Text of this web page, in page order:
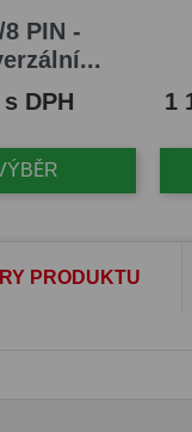
8 PIN -
DPH
1
PRODUKTU